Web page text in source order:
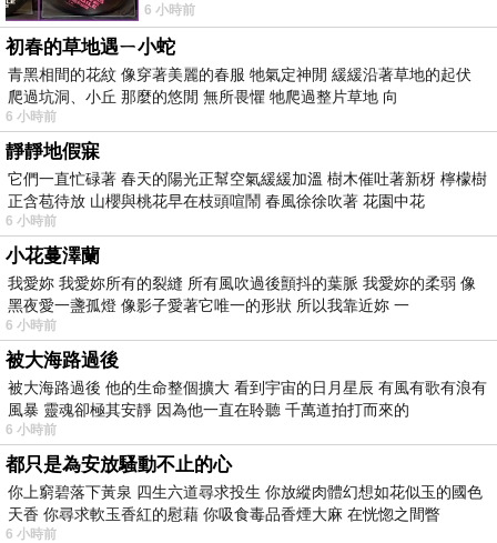
版；目前官網上只剩澳洲商店AU STORE
6 小時前
初春的草地遇ㄧ小蛇
青黑相間的花紋 像穿著美麗的春服 牠氣定神閒 緩緩沿著草地的起伏
爬過坑洞、小丘 那麼的悠閒 無所畏懼 牠爬過整片草地 向
6 小時前
靜靜地假寐
它們一直忙碌著 春天的陽光正幫空氣緩緩加溫 樹木催吐著新枒 檸檬樹
正含苞待放 山櫻與桃花早在枝頭喧鬧 春風徐徐吹著 花園中花
6 小時前
小花蔓澤蘭
我愛妳 我愛妳所有的裂縫 所有風吹過後顫抖的葉脈 我愛妳的柔弱 像
黑夜愛一盞孤燈 像影子愛著它唯一的形狀 所以我靠近妳 一
6 小時前
被大海路過後
被大海路過後 他的生命整個擴大 看到宇宙的日月星辰 有風有歌有浪有
風暴 靈魂卻極其安靜 因為他一直在聆聽 千萬道拍打而來的
6 小時前
都只是為安放騷動不止的心
你上窮碧落下黃泉 四生六道尋求投生 你放縱肉體幻想如花似玉的國色
天香 你尋求軟玉香紅的慰藉 你吸食毒品香煙大麻 在恍惚之間瞥
6 小時前